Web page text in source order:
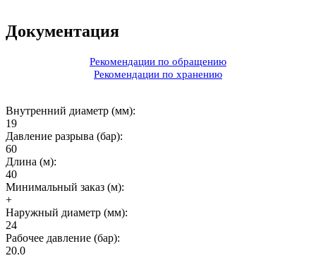
Документация
Рекомендации по обращению
Рекомендации по хранению
Внутренний диаметр (мм):
19
Давление разрыва (бар):
60
Длина (м):
40
Минимальный заказ (м):
+
Наружный диаметр (мм):
24
Рабочее давление (бар):
20.0